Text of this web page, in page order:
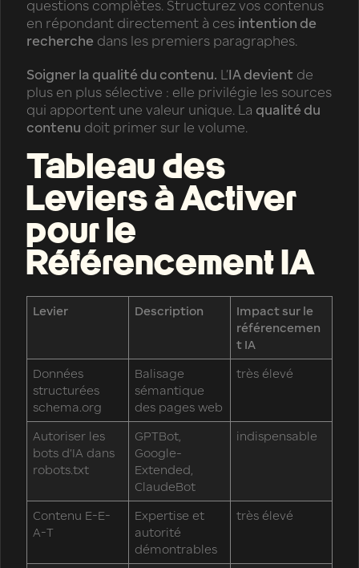
questions complètes. Structurez vos contenus
en répondant directement à ces intention de
recherche dans les premiers paragraphes.
Soigner la qualité du contenu. L’IA devient de
plus en plus sélective : elle privilégie les sources
qui apportent une valeur unique. La qualité du
contenu doit primer sur le volume.
Tableau des
Leviers à Activer
pour le
Référencement IA
Levier Description
Impact sur le
référencemen
t IA
Données
structurées
schema.org
Balisage
sémantique
des pages web
très élevé
Autoriser les
bots d’IA dans
robots.txt
GPTBot,
Google-
Extended,
ClaudeBot
indispensable
Contenu E-E-
A-T
Expertise et
autorité
démontrables
très élevé